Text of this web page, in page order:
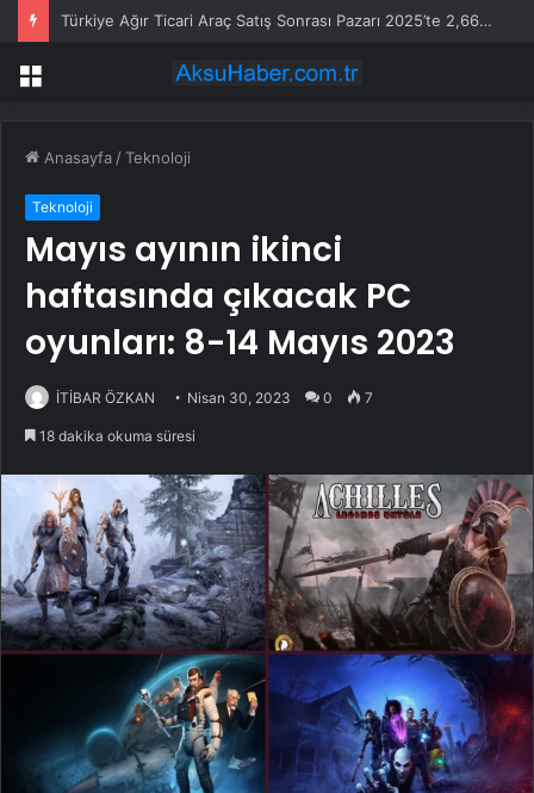
Türkiye Ağır Ticari Araç Satış Sonrası Pazarı 2025’te 2,66 Milyar Dolara Ulaştı
Menü
Anasayfa /Teknoloji
Teknoloji
Mayıs ayının ikinci
haftasında çıkacak PC
oyunları: 8-14 Mayıs 2023
İTİBAR ÖZKAN Nisan 30, 2023 0 7
18 dakika okuma süresi